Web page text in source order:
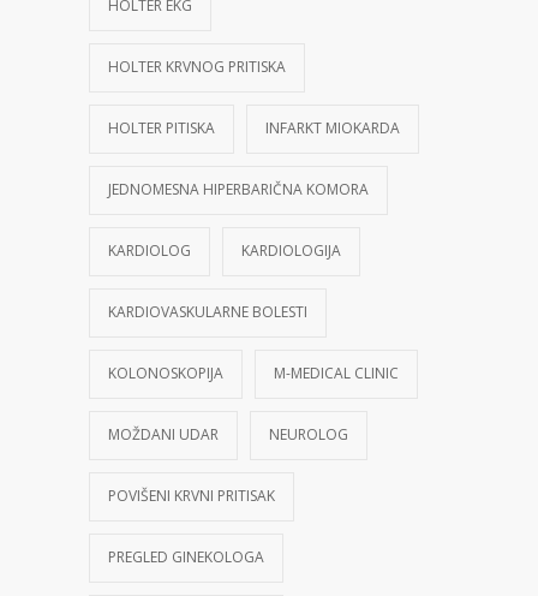
HOLTER EKG
HOLTER KRVNOG PRITISKA
HOLTER PITISKA INFARKT MIOKARDA
JEDNOMESNA HIPERBARIČNA KOMORA
KARDIOLOG KARDIOLOGIJA
KARDIOVASKULARNE BOLESTI
KOLONOSKOPIJA M-MEDICAL CLINIC
MOŽDANI UDAR NEUROLOG
POVIŠENI KRVNI PRITISAK
PREGLED GINEKOLOGA